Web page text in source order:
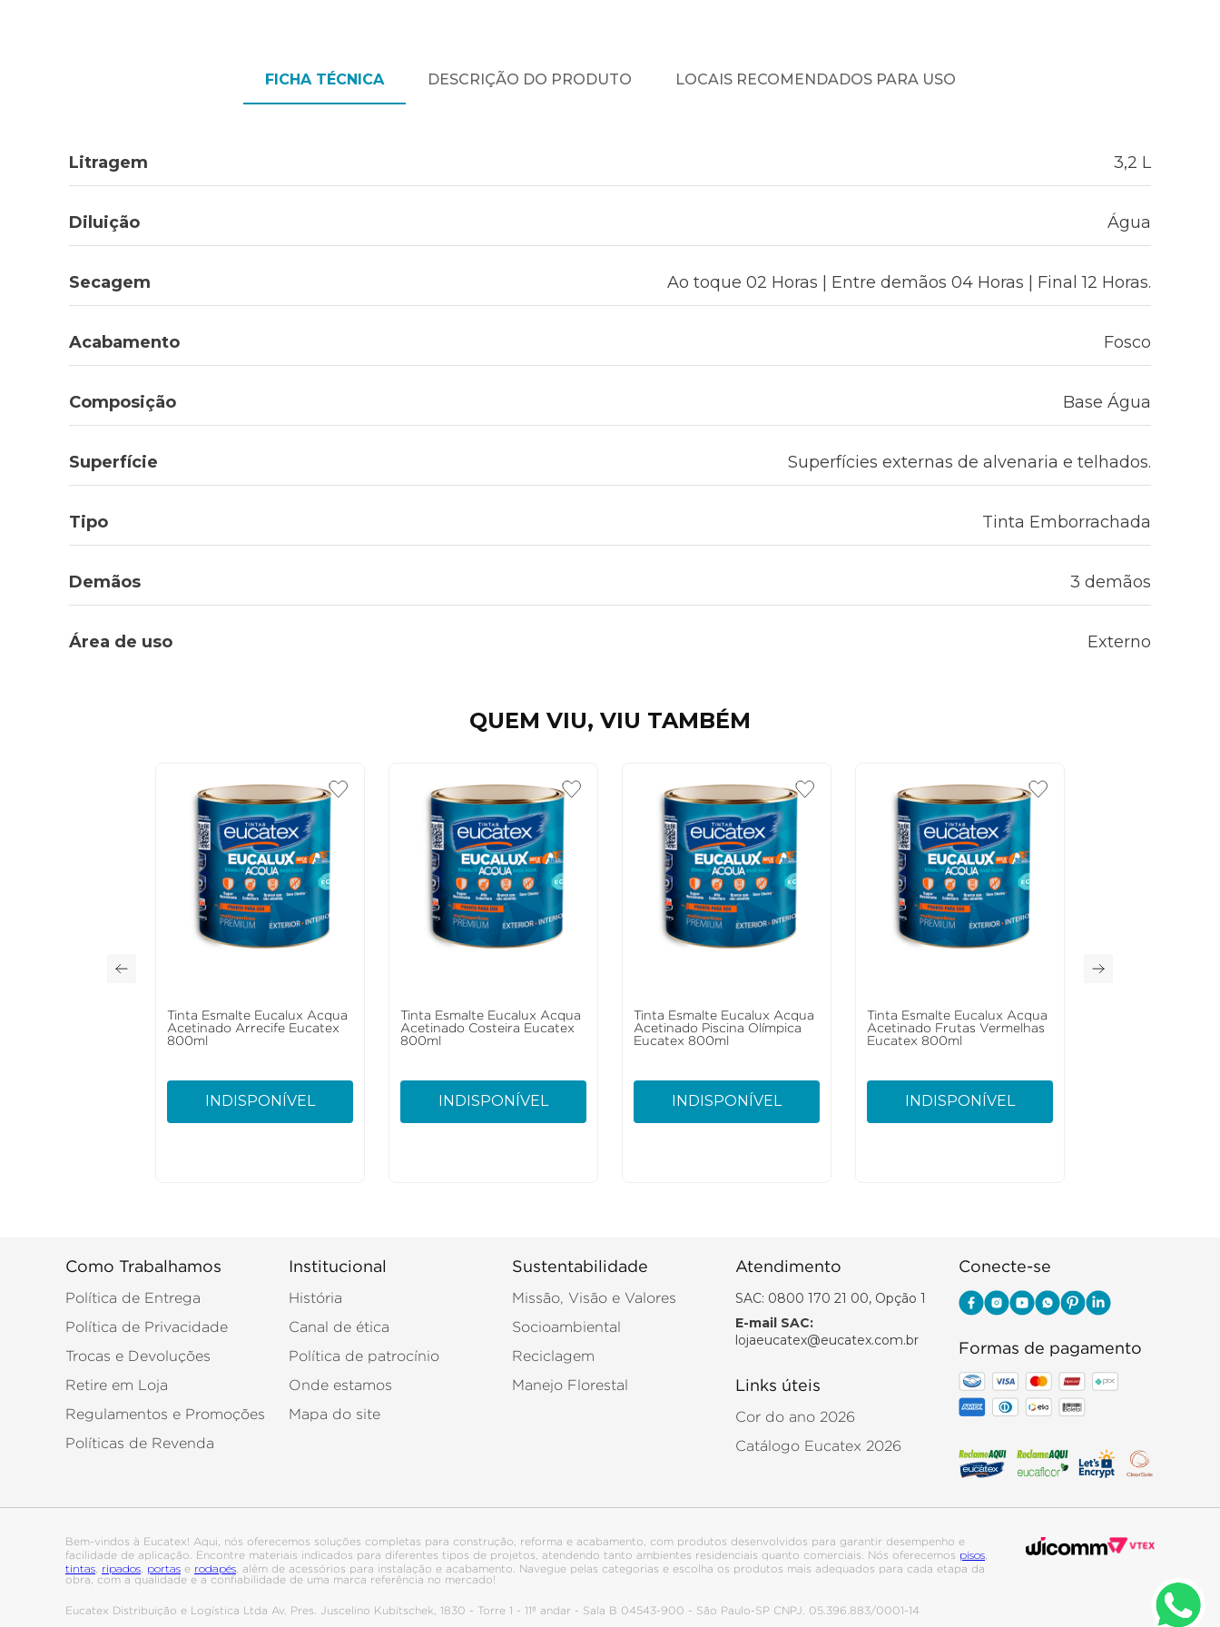
FICHA TÉCNICA DESCRIÇÃO DO PRODUTO LOCAIS RECOMENDADOS PARA USO
Litragem 3,2 L
Diluição Água
Secagem Ao toque 02 Horas | Entre demãos 04 Horas | Final 12 Horas.
Acabamento Fosco
Composição Base Água
Superfície Superfícies externas de alvenaria e telhados.
Tipo Tinta Emborrachada
Demãos 3 demãos
Área de uso Externo
QUEM VIU, VIU TAMBÉM
Tinta Esmalte Eucalux Acqua
Acetinado Arrecife Eucatex
800ml
INDISPONÍVEL
Tinta Esmalte Eucalux Acqua
Acetinado Costeira Eucatex
800ml
INDISPONÍVEL
Tinta Esmalte Eucalux Acqua
Acetinado Piscina Olímpica
Eucatex 800ml
INDISPONÍVEL
Tinta Esmalte Eucalux Acqua
Acetinado Frutas Vermelhas
Eucatex 800ml
INDISPONÍVEL
Como Trabalhamos
Política de Entrega
Política de Privacidade
Trocas e Devoluções
Retire em Loja
Regulamentos e Promoções
Políticas de Revenda
Institucional
História
Canal de ética
Política de patrocínio
Onde estamos
Mapa do site
Sustentabilidade
Missão, Visão e Valores
Socioambiental
Reciclagem
Manejo Florestal
Atendimento
SAC: 0800 170 21 00, Opção 1
E-mail SAC:
lojaeucatex@eucatex.com.br
Links úteis
Cor do ano 2026
Catálogo Eucatex 2026
Conecte-se
Formas de pagamento
Bem-vindos à Eucatex! Aqui, nós oferecemos soluções completas para construção, reforma e acabamento, com produtos desenvolvidos para garantir desempenho e
facilidade de aplicação. Encontre materiais indicados para diferentes tipos de projetos, atendendo tanto ambientes residenciais quanto comerciais. Nós oferecemos pisos
tintas ripados portas e rodapés , além de acessórios para instalação e acabamento. Navegue pelas categorias e escolha os produtos mais adequados para cada etapa da
obra, com a qualidade e a confiabilidade de uma marca referência no mercado!
Eucatex Distribuição e Logística Ltda Av. Pres. Juscelino Kubitschek, 1830 - Torre 1 - 11º andar - Sala B 04543-900 - São Paulo-SP CNPJ. 05.396.883/0001-14